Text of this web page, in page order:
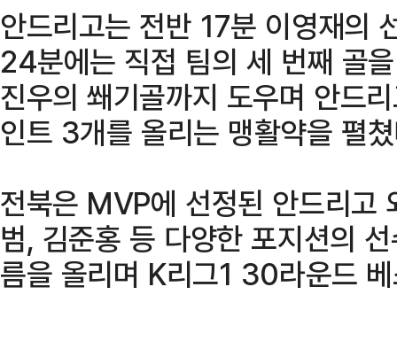
안드리고는 전반 17분 이영재의
24분에는 직접 팀의 세 번째 골
진우의 쐐기골까지 도우며 안드
인트 3개를 올리는 맹활약을 펼
전북은 MVP에 선정된 안드리고
범, 김준홍 등 다양한 포지션의
름을 올리며 K리그1 30라운드